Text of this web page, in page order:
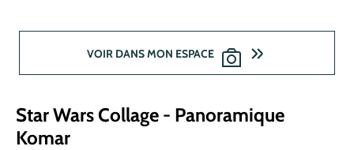
VOIR DANS MON ESPACE
Star Wars Collage - Panoramique
Komar